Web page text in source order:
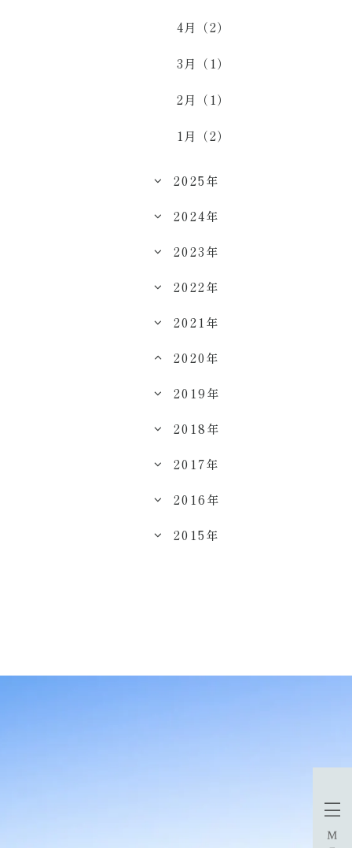
4月（2）
3月（1）
2月（1）
1月（2）
2025年
2024年
2023年
2022年
2021年
2020年
2019年
2018年
2017年
2016年
2015年